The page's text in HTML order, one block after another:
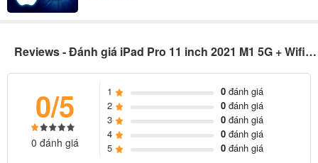
iPad Pro 2021 được trang bị đến 4 loa, khung nhôm với chấu sạc từ
Reviews - Đánh giá iPad Pro 11 inch 2021 M1 5G + Wifi [ Like New 99% ]
0/5
0 đánh giá
1 0đánh giá
2
0đánh giá
3
0đánh giá
4
0đánh giá
5
0đánh giá